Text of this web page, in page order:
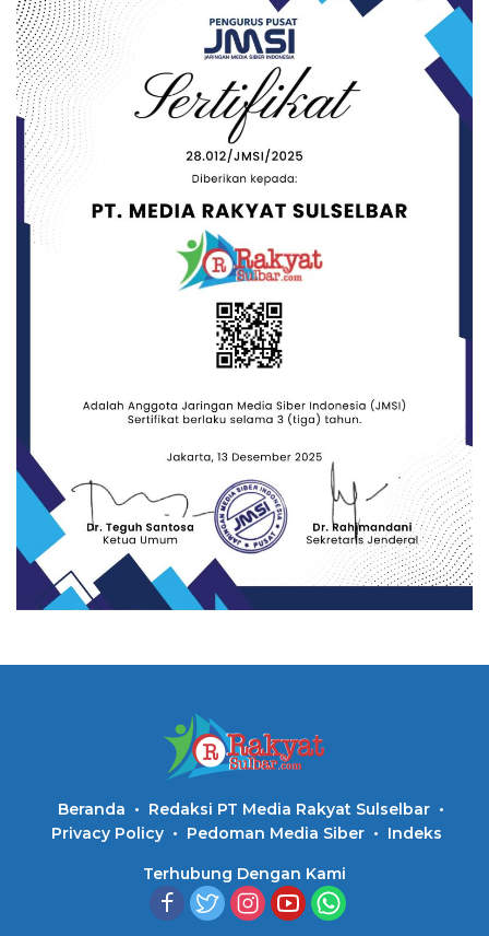
Beranda
Redaksi PT Media Rakyat Sulselbar
Privacy Policy
Pedoman Media Siber Indeks
Terhubung Dengan Kami